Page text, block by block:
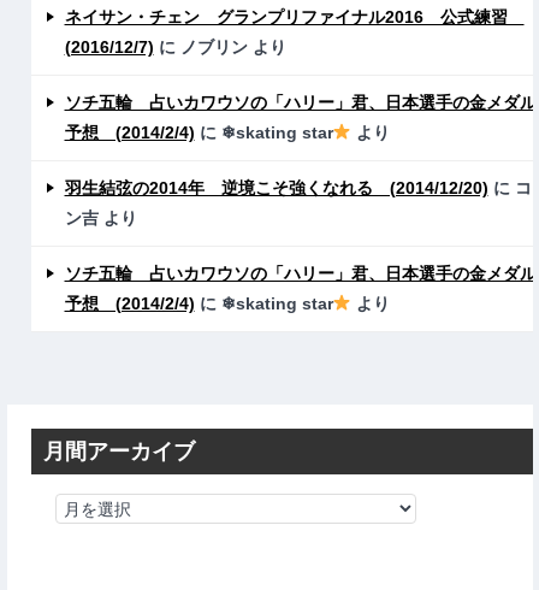
ネイサン・チェン グランプリファイナル2016 公式練習
(2016/12/7) に ノブリンより
ソチ五輪 占いカワウソの「ハリー」君、日本選手の金メダル
予想 (2014/2/4) に ❄skating star より
羽生結弦の2014年 逆境こそ強くなれる (2014/12/20) に コ
ン吉より
ソチ五輪 占いカワウソの「ハリー」君、日本選手の金メダル
予想 (2014/2/4) に ❄skating star より
月間アーカイブ